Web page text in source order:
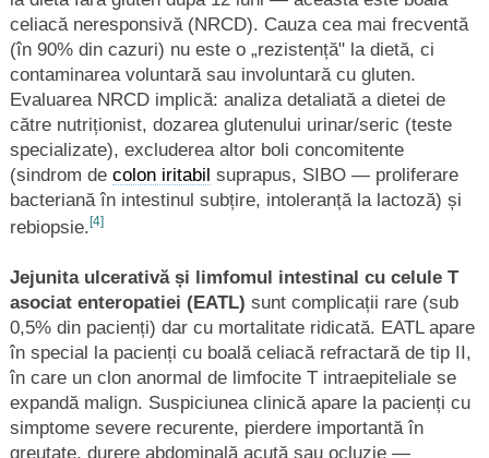
celiacă neresponsivă (NRCD). Cauza cea mai frecventă
(în 90% din cazuri) nu este o „rezistență" la dietă, ci
contaminarea voluntară sau involuntară cu gluten.
Evaluarea NRCD implică: analiza detaliată a dietei de
către nutriționist, dozarea glutenului urinar/seric (teste
specializate), excluderea altor boli concomitente
(sindrom de colon iritabil suprapus, SIBO — proliferare
bacteriană în intestinul subțire, intoleranță la lactoză) și
rebiopsie. [4]
Jejunita ulcerativă și limfomul intestinal cu celule T
asociat enteropatiei (EATL) sunt complicații rare (sub
0,5% din pacienți) dar cu mortalitate ridicată. EATL apare
în special la pacienți cu boală celiacă refractară de tip II,
în care un clon anormal de limfocite T intraepiteliale se
expandă malign. Suspiciunea clinică apare la pacienți cu
simptome severe recurente, pierdere importantă în
greutate, durere abdominală acută sau ocluzie —